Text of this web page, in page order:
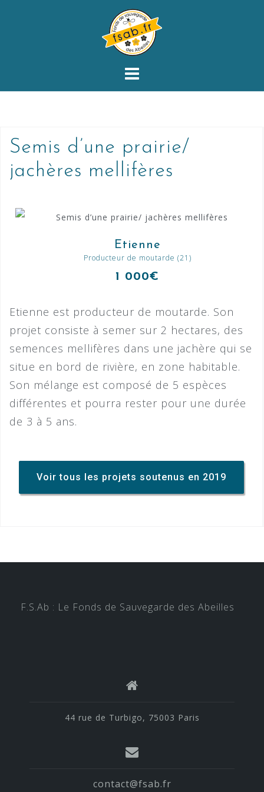
Semis d’une prairie/
jachères mellifères
Etienne
Producteur de moutarde (21)
1 000€
Etienne est producteur de moutarde. Son
projet consiste à semer sur 2 hectares, des
semences mellifères dans une jachère qui se
situe en bord de rivière, en zone habitable.
Son mélange est composé de 5 espèces
différentes et pourra rester pour une durée
de 3 à 5 ans.
Voir tous les projets soutenus en 2019
F.S.Ab : Le Fonds de Sauvegarde des Abeilles
44 rue de Turbigo, 75003 Paris
contact@fsab.fr